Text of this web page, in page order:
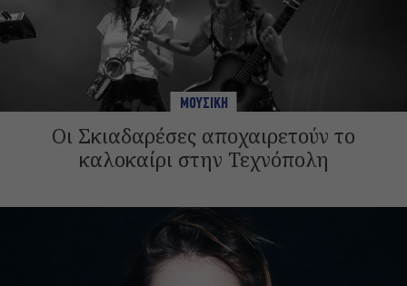
ΜΟΥΣΙΚΗ
Οι Σκιαδαρέσες αποχαιρετούν το
καλοκαίρι στην Τεχνόπολη